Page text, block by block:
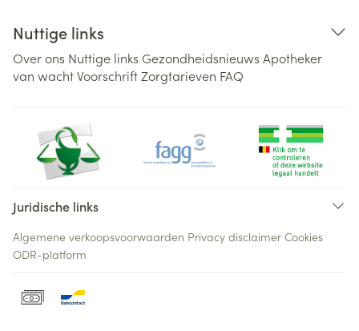
Nuttige links
Over ons Nuttige links Gezondheidsnieuws Apotheker
van wachtVoorschriftZorgtarieven FAQ
Juridische links
Algemene verkoopsvoorwaarden Privacy disclaimer Cookies
ODR-platform